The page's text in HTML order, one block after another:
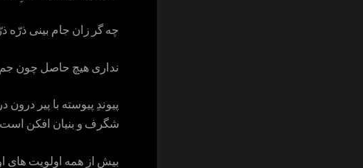
چه گر زان جام بینی ذرّه
نداری هیچ حاصل چون
پیوندِ پیوسته با پیر درون در
شگرف و بنیان افکن است
بیش از همه اولویت های